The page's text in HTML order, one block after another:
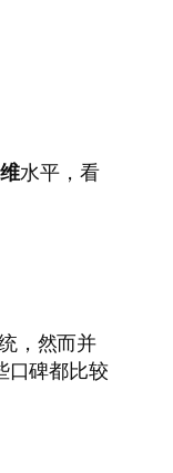
水平，看
，然而并
口碑都比较